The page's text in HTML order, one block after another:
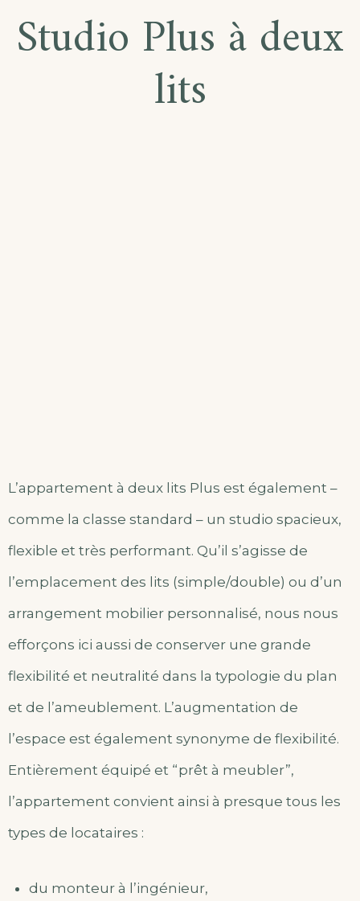
Studio Plus à deux
lits
L’appartement à deux lits Plus est également –
comme la classe standard – un studio spacieux,
flexible et très performant. Qu’il s’agisse de
l’emplacement des lits (simple/double) ou d’un
arrangement mobilier personnalisé, nous nous
efforçons ici aussi de conserver une grande
flexibilité et neutralité dans la typologie du plan
et de l’ameublement. L’augmentation de
l’espace est également synonyme de flexibilité.
Entièrement équipé et “prêt à meubler”,
l’appartement convient ainsi à presque tous les
types de locataires :
du monteur à l’ingénieur,